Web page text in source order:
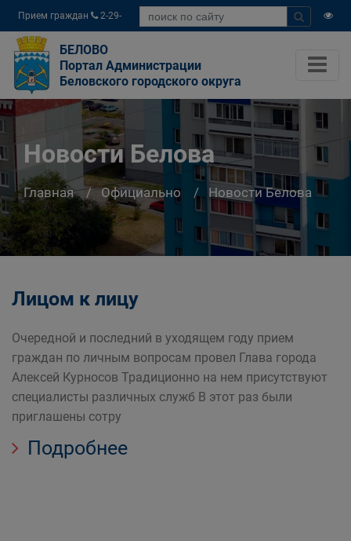
Прием граждан
2-29-
04
БЕЛОВО
Портал Администрации
Беловского городского округа
Новости Белова
Главная Официально Новости Белова
Лицом к лицу
Очередной и последний в уходящем году прием
граждан по личным вопросам провел Глава города
Алексей Курносов Традиционно на нем присутствуют
специалисты различных служб В этот раз были
приглашены сотру
Подробнее